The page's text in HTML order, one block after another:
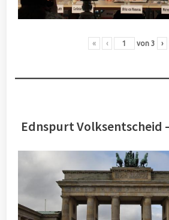
« ‹ von 3 ›
Ednspurt Volksentscheid